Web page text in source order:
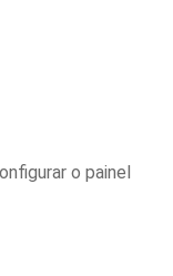
o painel